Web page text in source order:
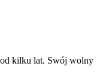
od kilku lat. Swój wolny